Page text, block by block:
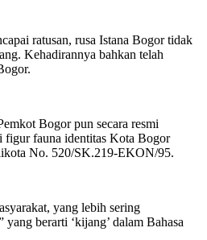
ratusan, rusa Istana Bogor tidak
Kehadirannya bahkan telah
Bogor pun secara resmi
figur fauna identitas Kota Bogor
No. 520/SK.219-EKON/95.
yang lebih sering
yang berarti ‘kijang’ dalam Bahasa